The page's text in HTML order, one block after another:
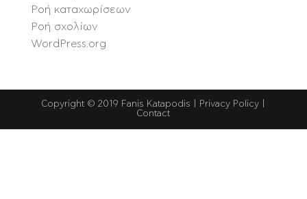
Ροή καταχωρίσεων
Ροή σχολίων
WordPress.org
Copyright © 2019 Fanis Katapodis | Privacy Policy |
Contact